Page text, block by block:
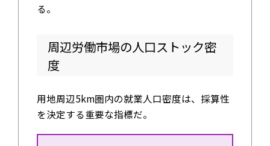
る。
周辺労働市場の人口ストック密
度
用地周辺5km圏内の就業人口密度は、採算性
を決定する重要な指標だ。